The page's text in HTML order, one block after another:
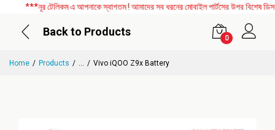
***নূর টেলিকম এ আপনাকে স্বাগতম ! আমাদের সব ধরনের মোবাইল পার্টসের উপর বিশেষ
Back to Products
0
Home Products ... Vivo iQOO Z9x Battery